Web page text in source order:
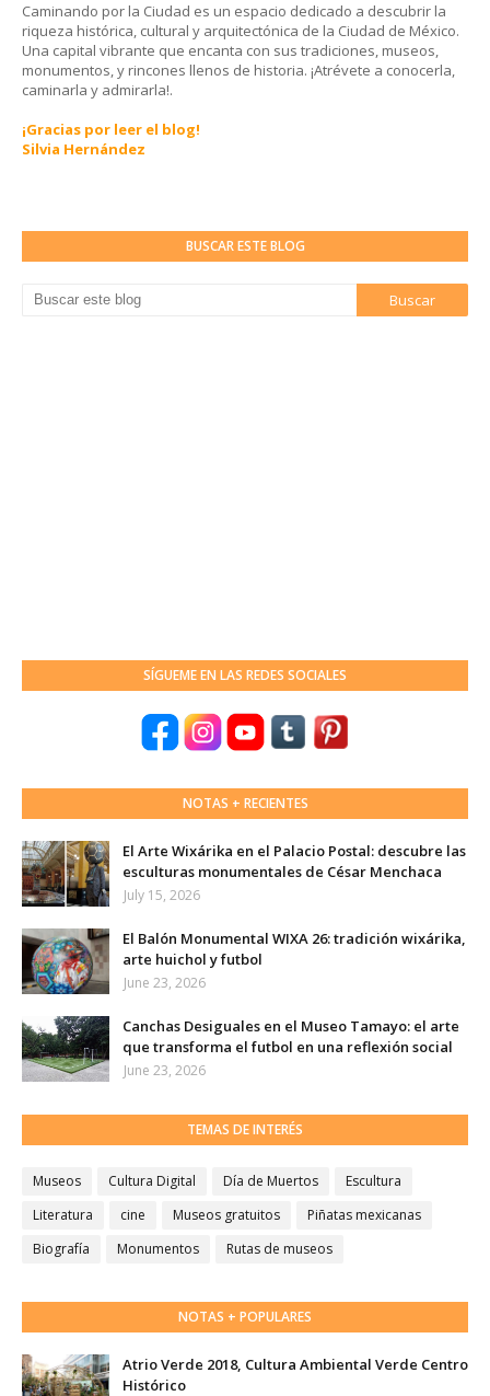
Caminando por la Ciudad es un espacio dedicado a descubrir la
riqueza histórica, cultural y arquitectónica de la Ciudad de México.
Una capital vibrante que encanta con sus tradiciones, museos,
monumentos, y rincones llenos de historia. ¡Atrévete a conocerla,
caminarla y admirarla!.
¡Gracias por leer el blog!
Silvia Hernández
BUSCAR ESTE BLOG
SÍGUEME EN LAS REDES SOCIALES
NOTAS + RECIENTES
El Arte Wixárika en el Palacio Postal: descubre las
esculturas monumentales de César Menchaca
July 15, 2026
El Balón Monumental WIXA 26: tradición wixárika,
arte huichol y futbol
June 23, 2026
Canchas Desiguales en el Museo Tamayo: el arte
que transforma el futbol en una reflexión social
June 23, 2026
TEMAS DE INTERÉS
Museos Cultura Digital Día de Muertos
Escultura
Literatura
cine Museos gratuitos
Piñatas mexicanas
Biografía
Monumentos Rutas de museos
NOTAS + POPULARES
Atrio Verde 2018, Cultura Ambiental Verde Centro
Histórico